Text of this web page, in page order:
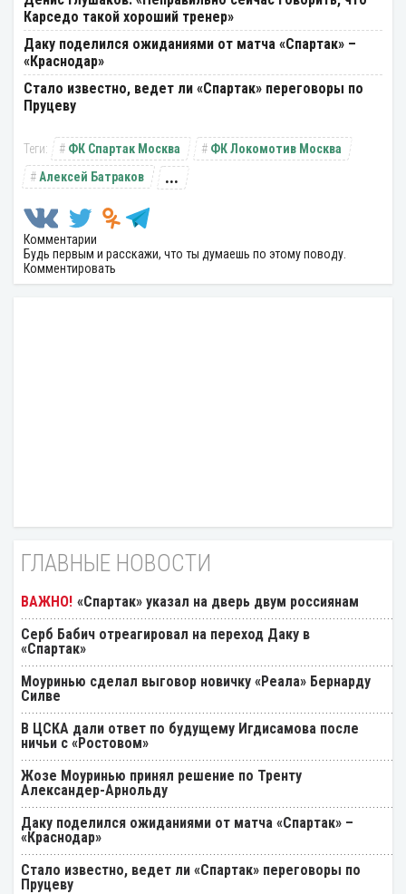
Карседо такой хороший тренер»
Даку поделился ожиданиями от матча «Спартак» –
«Краснодар»
Стало известно, ведет ли «Спартак» переговоры по
Пруцеву
ФК Спартак Москва
ФК Локомотив Москва
Алексей Батраков
...
Комментарии
Будь первым и расскажи, что ты думаешь по этому поводу.
Комментировать
ГЛАВНЫЕ НОВОСТИ
«Спартак» указал на дверь двум россиянам
Серб Бабич отреагировал на переход Даку в
«Спартак»
Моуринью сделал выговор новичку «Реала» Бернарду
Силве
В ЦСКА дали ответ по будущему Игдисамова после
ничьи с «Ростовом»
Жозе Моуринью принял решение по Тренту
Александер-Арнольду
Даку поделился ожиданиями от матча «Спартак» –
«Краснодар»
Стало известно, ведет ли «Спартак» переговоры по
Пруцеву